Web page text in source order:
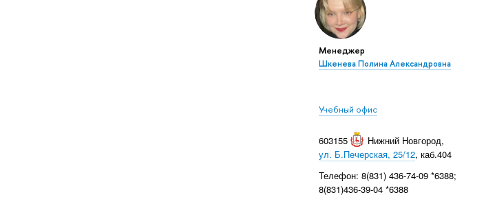
Менеджер
Шкенева Полина Александровна
Учебный офис
603155 Нижний Новгород,
ул. Б.Печерская, 25/12, каб.404
Телефон: 8(831) 436-74-09 *6388;
8(831)436-39-04 *6388